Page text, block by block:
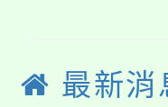
系所
學籍
淨零
最新消